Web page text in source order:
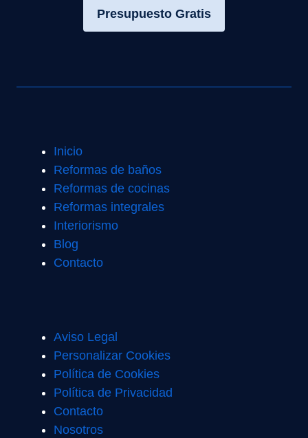
Presupuesto Gratis
Inicio
Reformas de baños
Reformas de cocinas
Reformas integrales
Interiorismo
Blog
Contacto
Aviso Legal
Personalizar Cookies
Política de Cookies
Política de Privacidad
Contacto
Nosotros